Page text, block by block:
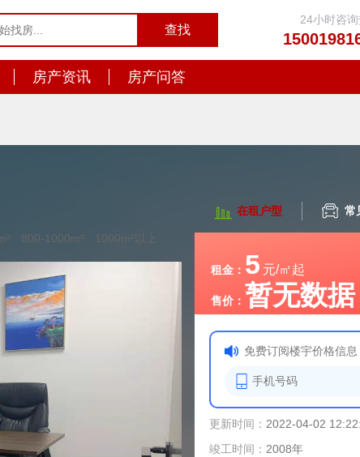
24小时咨
房产资讯 房产问答
800-1000m² 1000m²以上
在租户型 常
租金： 5 元/㎡起
售价： 暂无数据
免费订阅楼宇价格信息
更新时间： 2022-04-02
竣工时间： 2008年